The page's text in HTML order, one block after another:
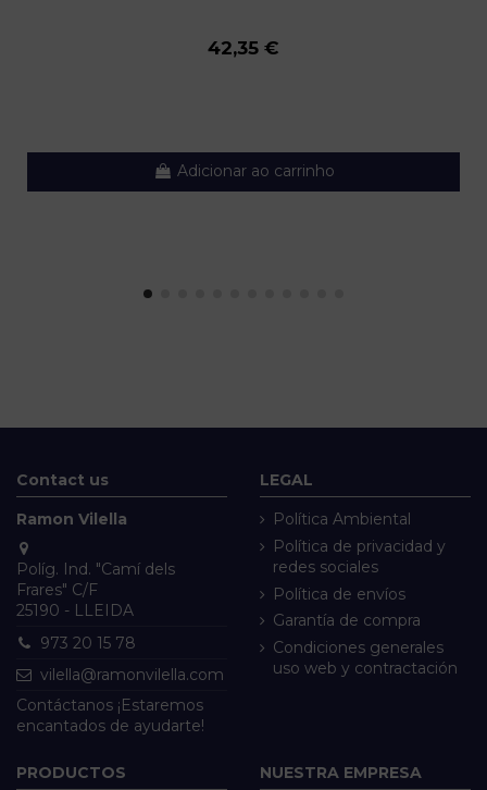
42,35 €
Adicionar ao carrinho
Contact us
Ramon Vilella
Políg. Ind. "Camí dels
Frares" C/F
25190 - LLEIDA
973 20 15 78
vilella@ramonvilella.com
Contáctanos ¡Estaremos
encantados de ayudarte!
LEGAL
Política Ambiental
Política de privacidad y
redes sociales
Política de envíos
Garantía de compra
Condiciones generales
uso web y contractación
PRODUCTOS NUESTRA EMPRESA